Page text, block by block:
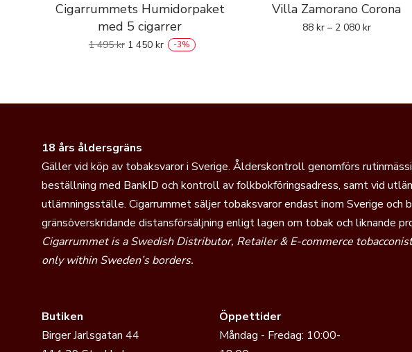
Cigarrummets Humidorpaket
med 5 cigarrer
1 495kr 1 450 kr -3%
Villa Zamorano Corona
88 kr – 2 080 kr
18 års åldersgräns
Gäller vid köp av tobaksvaror i Sverige. Ålderskontroll genomförs
beställning med BankID och kontroll av folkbokföringsadress, samt vid
utlämningsställe. Cigarrummet säljer tobaksvaror endast inom Sverige och
gränsöverskridande distansförsäljning enligt lagen om tobak och liknande
Cigarrummet is a Swedish Distributor, Retailer & E-commerce
only within Sweden’s borders.
Butiken
Birger Jarlsgatan 44
Öppettider
Måndag - Fredag: 10:00-